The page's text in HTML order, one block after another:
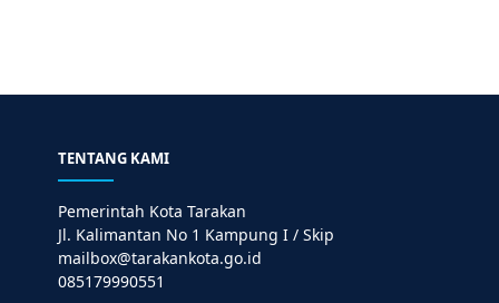
TENTANG KAMI
Pemerintah Kota Tarakan
Jl. Kalimantan No 1 Kampung I / Skip
mailbox@tarakankota.go.id
085179990551